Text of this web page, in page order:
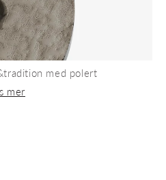
med polert
mer